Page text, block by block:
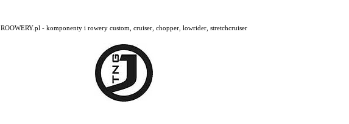
ROOWERY.pl - komponenty i rowery custom, cruiser, chopper, lowrider, stretchcruiser